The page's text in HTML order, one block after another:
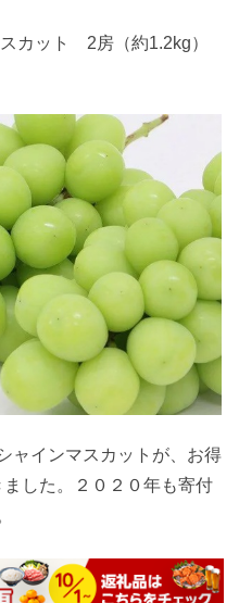
カット 2房（約1.2kg）
ャインマスカットが、お得
した。２０２０年も寄付